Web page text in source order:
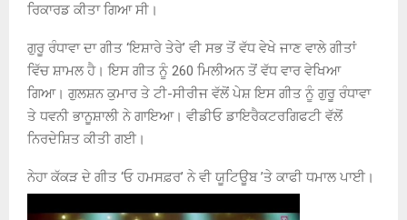
ਰਿਕਾਰਡ ਕੀਤਾ ਗਿਆ ਸੀ।
ਗੁਰੂ ਰੰਧਾਵਾ ਦਾ ਗੀਤ ‘ਇਸ਼ਾਰੇ ਤੇਰੇ’ ਵੀ ਸਭ ਤੋਂ ਵੱਧ ਵੇਖੇ ਜਾਣ ਵਾਲੇ ਗੀਤਾਂ
ਵਿੱਚ ਸ਼ਾਮਲ ਹੈ। ਇਸ ਗੀਤ ਨੂੰ 260 ਮਿਲੀਅਨ ਤੋਂ ਵੱਧ ਵਾਰ ਵੇਖਿਆ
ਗਿਆ। ਗੁਲਸ਼ਨ ਕੁਮਾਰ ਤੇ ਟੀ-ਸੀਰੀਜ ਵੱਲੋਂ ਪੇਸ਼ ਇਸ ਗੀਤ ਨੂੰ ਗੁਰੂ ਰੰਧਾਵਾ
ਤੇ ਧਵਨੀ ਭਾਨੂਸ਼ਾਲੀ ਨੇ ਗਾਇਆ। ਵੀਡੀਓ ਡਾਇਰੈਕਟਰਗਿਫਟੀ ਵੱਲੋਂ
ਨਿਰਦੇਸ਼ਿਤ ਕੀਤੀ ਗਈ।
ਨੇਹਾ ਕੱਕੜ ਦੇ ਗੀਤ ‘ਓ ਹਮਸਫ਼ਰ’ ਨੇ ਵੀ ਯੂਟਿਊਬ ’ਤੇ ਕਾਫੀ ਧਮਾਲ ਪਾਈ।